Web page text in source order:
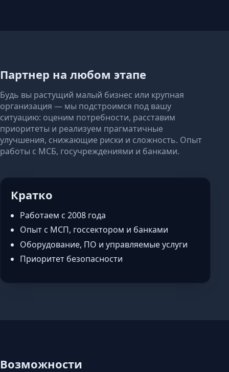
Партнер на любом этапе
Будь вы растущий малый бизнес или крупная
организация — мы подстроимся под вашу
ситуацию: оценим потребности, расставим
приоритеты и реализуем прагматичные
улучшения, снижающие риски и сложность. Опыт
работы с МСБ, госучреждениями и банками.
Кратко
Работаем с 2008 года
Опыт с МСП, госсектором и банками
Оборудование, ПО и управляемые услуги
Приоритет безопасности
Возможности